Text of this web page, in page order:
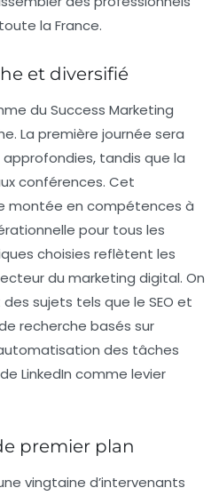
la France.
et diversifié
du Success Marketing
La première journée sera
tandis que la
conférences. Cet
montée en compétences à
pour tous les
choisies reflètent les
du marketing digital. On
sujets tels que le SEO et
recherche basés sur
des tâches
LinkedIn comme levier
premier plan
vingtaine d’intervenants